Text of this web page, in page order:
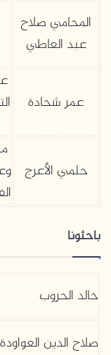
المحامي صلاح
عبد العاطي
عمر شحادة
حلمي الأعرج
باحثونا
خالد الحروب
صلاح الدين العواودة